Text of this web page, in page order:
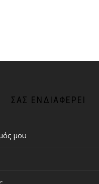
ΣΑΣ ΕΝΔΙΑΦΈΡΕΙ
μου